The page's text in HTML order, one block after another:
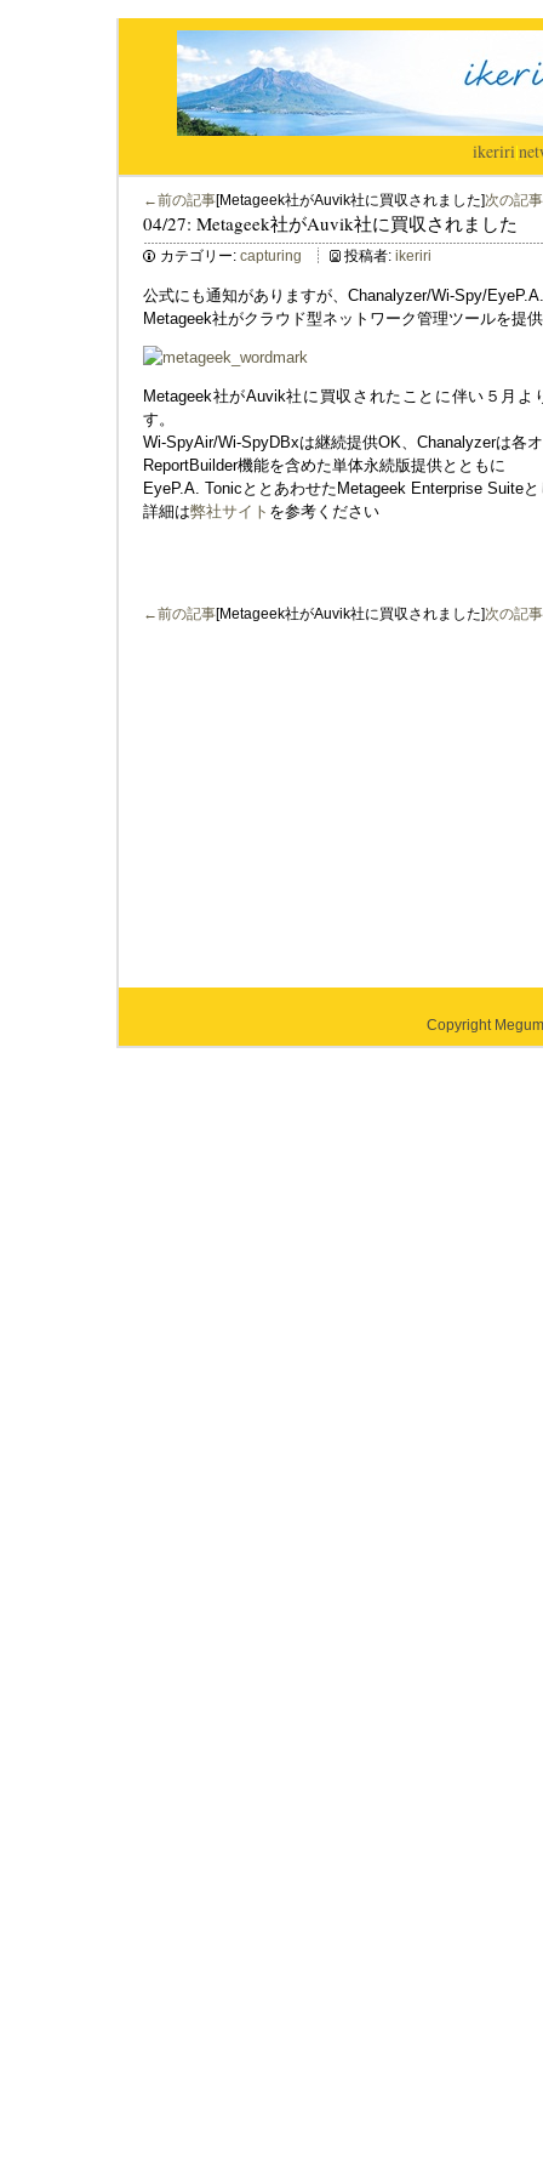
ikeriri|
←前の記事[Metageek社がAuvik社に買収されました]次の記
04/27: Metageek社がAuvik社に買収されました
カテゴリー: capturing 投稿者: ikeriri
公式にも通知がありますが、Chanalyzer/Wi-Spy/
Metageek社がクラウド型ネットワーク管理ツールを提
Metageek社がAuvik社に買収されたことに伴い５月
す。
Wi-SpyAir/Wi-SpyDBxは継続提供OK、Chanalyzerは各
ReportBuilder機能を含めた単体永続版提供とともに
EyeP.A. TonicととあわせたMetageek Enterprise Suite
詳細は弊社サイト を参考ください
←前の記事[Metageek社がAuvik社に買収されました]次の記
Copyright